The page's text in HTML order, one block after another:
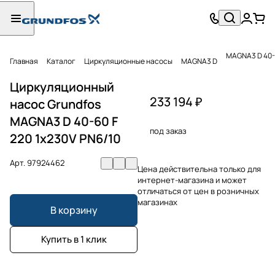
Главная Каталог Циркуляционные насосы MAGNA3 D MAGNA3 D
Циркуляционный
насос Grundfos
MAGNA3 D 40-60 F
220 1x230V PN6/10
Арт.97924462
В корзину
Купить в 1 клик
233 194 ₽
под заказ
Цена действительна только для
интернет-магазина и может
отличаться от цен в розничных
магазинах